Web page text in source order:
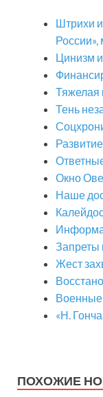
Штрихи
России»,
Цинизм
Тяжелая
Тень
Окно
Наше
Запреты
Жест
Военные
«Н.
ПОХОЖИЕ